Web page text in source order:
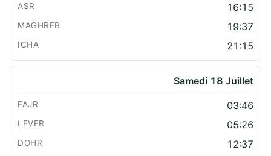
16:15
19:37
21:15
Samedi 18 Juillet
03:46
05:26
12:37